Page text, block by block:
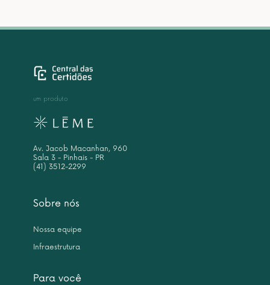
Sobre nós
Nossa equipe
Infraestrutura
Para você
um produto
Av. Jacob Macanhan, 960
Sala 3 - Pinhais - PR
(41) 3512-2299